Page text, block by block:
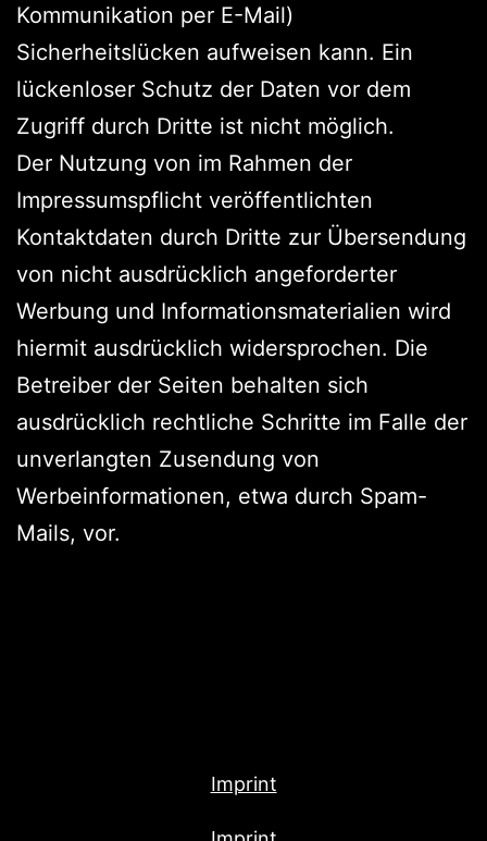
Kommunikation per E-Mail)
Sicherheitslücken aufweisen kann. Ein
lückenloser Schutz der Daten vor dem
Zugriff durch Dritte ist nicht möglich.
Der Nutzung von im Rahmen der
Impressumspflicht veröffentlichten
Kontaktdaten durch Dritte zur Übersendung
von nicht ausdrücklich angeforderter
Werbung und Informationsmaterialien wird
hiermit ausdrücklich widersprochen. Die
Betreiber der Seiten behalten sich
ausdrücklich rechtliche Schritte im Falle der
unverlangten Zusendung von
Werbeinformationen, etwa durch Spam-
Mails, vor.
Imprint